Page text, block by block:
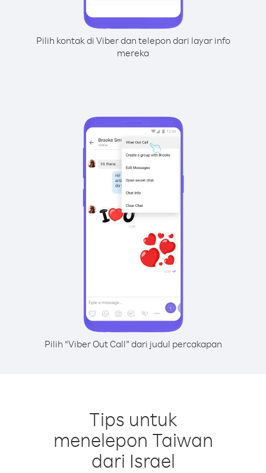
Pilih kontak di Viber dan telepon dari layar info
mereka
Pilih “Viber Out Call” dari judul percakapan
Tips untuk
menelepon Taiwan
dari Israel